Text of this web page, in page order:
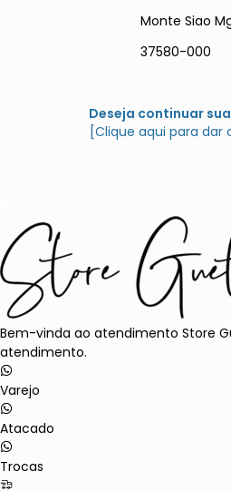
Monte Siao
37580-000
Deseja continuar
[Clique aqui para dar
Bem-vinda ao atendimento Store
atendimento.
Varejo
Atacado
Trocas